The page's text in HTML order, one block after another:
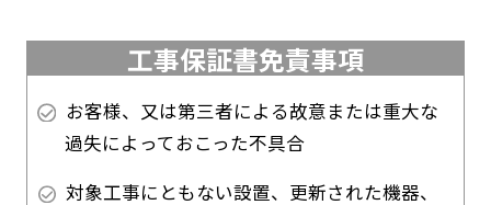
工事保証書免責事項
お客様、又は第三者による故意または重大な
過失によっておこった不具合
対象工事にともない設置、更新された機器、